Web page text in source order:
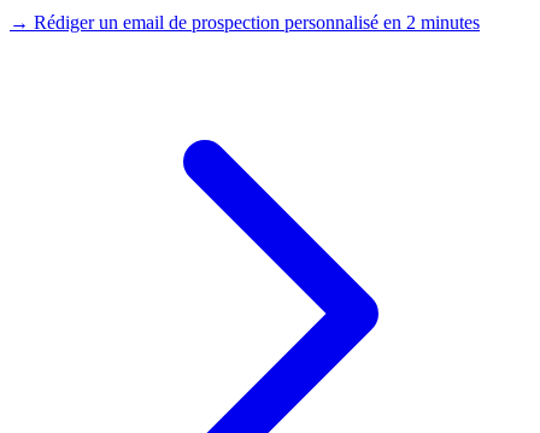
→ Rédiger un email de prospection personnalisé en 2 minutes